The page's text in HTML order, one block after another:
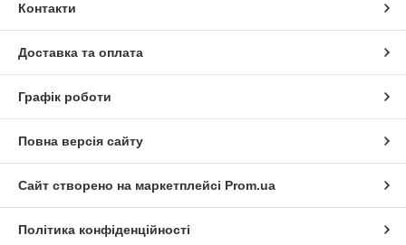
Контакти
Доставка та оплата
Графік роботи
Повна версія сайту
Сайт створено на маркетплейсі Prom.ua
Політика конфіденційності